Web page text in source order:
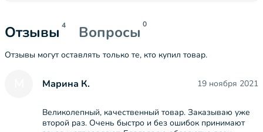
Отзывы 4 Вопросы 0
Отзывы могут оставлять только те, кто купил товар.
Марина К. 19 ноября 2021
Великолепный, качественный товар. Заказываю уже
второй раз. Очень быстро и без ошибок принимают